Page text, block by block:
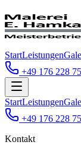
StartLeistungen
+49 176 228
StartLeistungen
+49 176 228
Kontakt